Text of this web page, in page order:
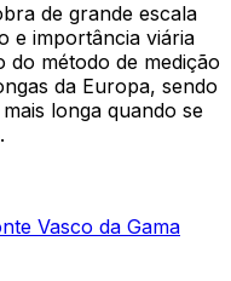
de grande escala
e importância viária
do método de medição
da Europa, sendo
longa quando se
Vasco da Gama